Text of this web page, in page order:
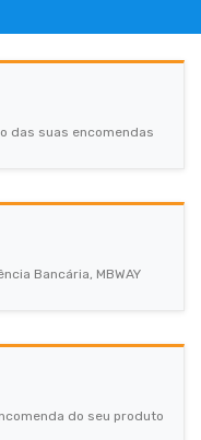
das suas encomendas
Bancária, MBWAY
do seu produto